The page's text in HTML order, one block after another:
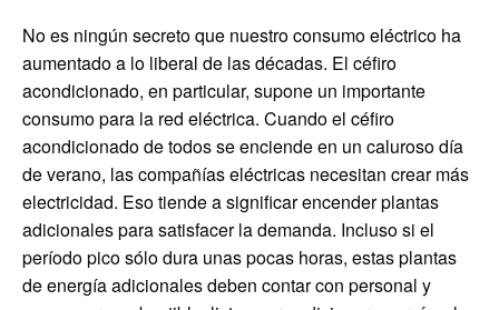
No es ningún secreto que nuestro consumo eléctrico ha
aumentado a lo liberal de las décadas. El céfiro
acondicionado, en particular, supone un importante
consumo para la red eléctrica. Cuando el céfiro
acondicionado de todos se enciende en un caluroso día
de verano, las compañías eléctricas necesitan crear más
electricidad. Eso tiende a significar encender plantas
adicionales para satisfacer la demanda. Incluso si el
período pico sólo dura unas pocas horas, estas plantas
de energía adicionales deben contar con personal y